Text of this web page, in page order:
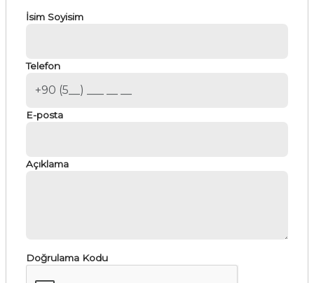
İsim Soyisim
Telefon
E-posta
Açıklama
Doğrulama Kodu